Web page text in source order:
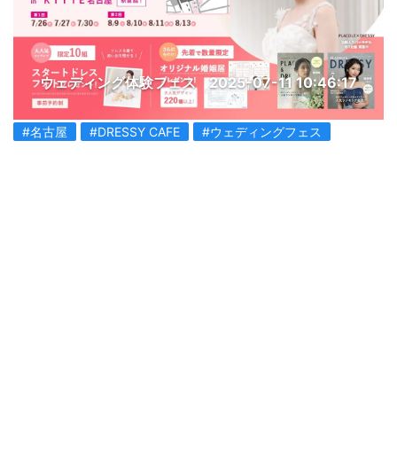
ウェディング体験フェス 2025-07-11 10:46:17
#名古屋 #DRESSY CAFE #ウェディングフェス